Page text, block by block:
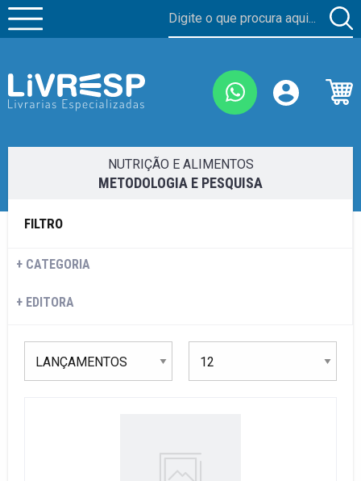
NUTRIÇÃO E ALIMENTOS
METODOLOGIA E PESQUISA
FILTRO
CATEGORIA
EDITORA